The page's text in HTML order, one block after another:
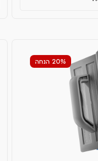
20% הנחה